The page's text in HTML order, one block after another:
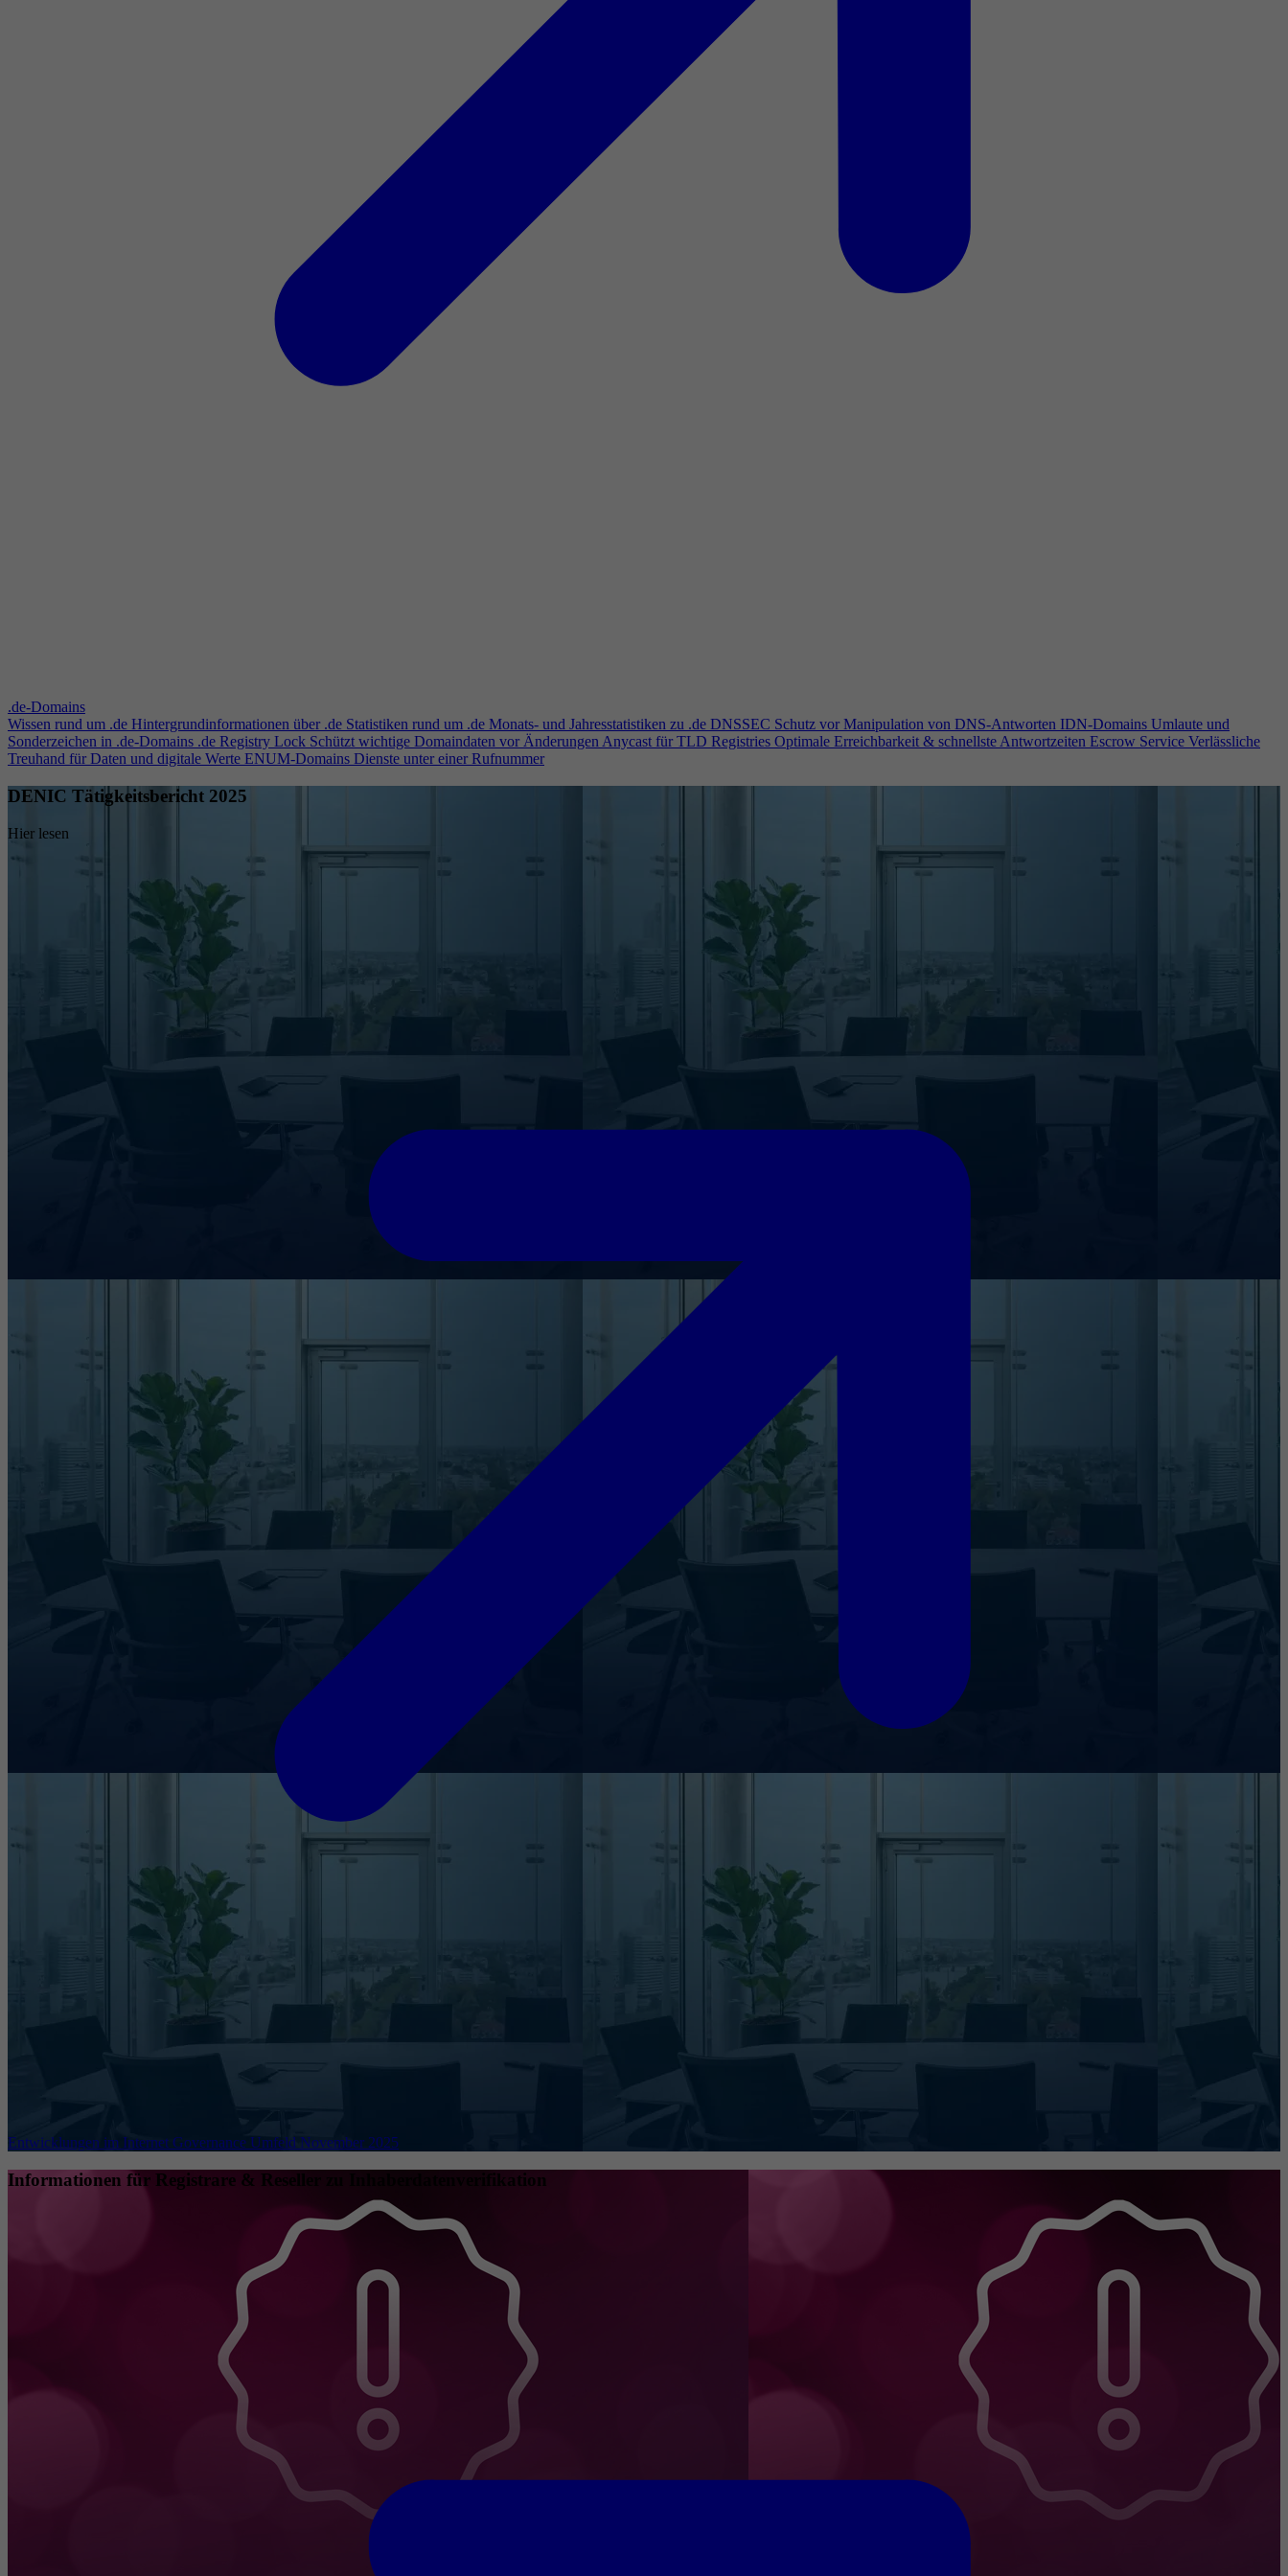
.de-Domains
Wissen rund um .de Hintergrundinformationen über .de Statistiken rund um .de Monats- und Jahresstatistiken zu .de DNSSEC Schutz vor Manipulation von DNS-Antworten IDN-Domains Umlaute und
Sonderzeichen in .de-Domains .de Registry Lock Schützt wichtige Domaindaten vor ÄnderungenAnycast für TLD Registries Optimale Erreichbarkeit & schnellste Antwortzeiten Escrow Service Verlässliche
Treuhand für Daten und digitale Werte ENUM-Domains Dienste unter einer Rufnummer
DENIC Tätigkeitsbericht 2025
Hier lesen
Entwicklungen im Internet Governance Umfeld November 2025
Informationen für Registrare & Reseller zu Inhaberdatenverifikation